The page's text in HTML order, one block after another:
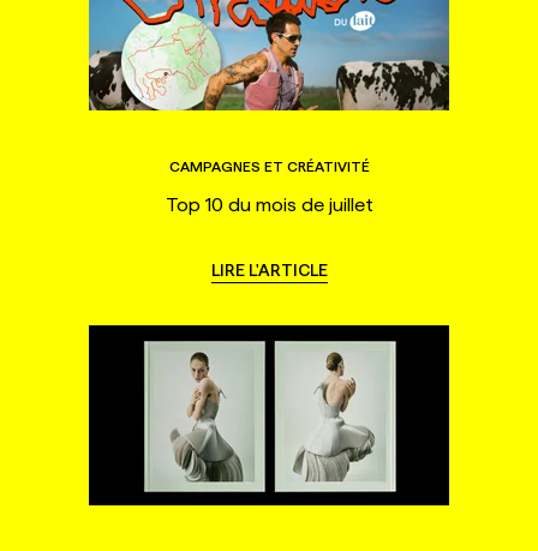
CAMPAGNES ET CRÉATIVITÉ
Top 10 du mois de juillet
LIRE L'ARTICLE